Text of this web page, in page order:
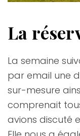
La
La semaine
par email une
sur-mesure
comprenait
avions discuté